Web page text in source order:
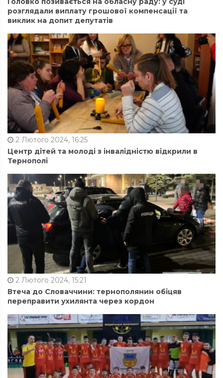
розглядали виплату грошової компенсації та
виклик на допит депутатів
2 Лютого 2024, 16:25
Центр дітей та молоді з інвалідністю відкрили в
Тернополі
2 Лютого 2024, 15:21
Втеча до Словаччини: тернополянин обіцяв
переправити ухилянта через кордон